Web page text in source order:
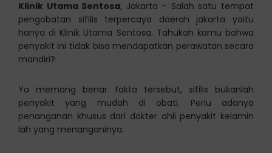
Klinik Utama Sentosa, Jakarta – Salah satu tempat
pengobatan sifilis terpercaya daerah jakarta yaitu
hanya di Klinik Utama Sentosa. Tahukah kamu bahwa
penyakit ini tidak bisa mendapatkan perawatan secara
mandiri?
Ya memang benar fakta tersebut, sifilis bukanlah
penyakit yang mudah di obati. Perlu adanya
penanganan khusus dari dokter ahli penyakit kelamin
lah yang menanganinya.